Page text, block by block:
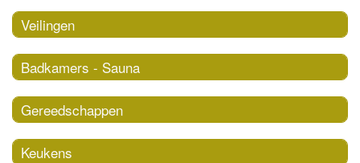
Veilingen
Badkamers - Sauna
Gereedschappen
Keukens